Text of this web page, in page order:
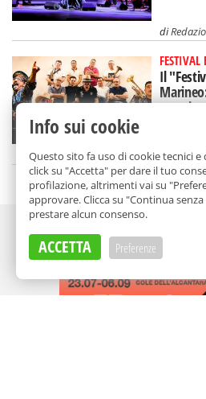
di
FESTIVAL
Il
di
Info sui cookie
Questo sito fa uso di cookie tecnici e
click su "Accetta" per dare il tuo
profilazione, altrimenti vai su
approvare. Clicca su "Continua
prestare alcun consenso.
ACCETTA Preferenze